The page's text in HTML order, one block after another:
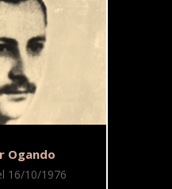
Ogando
16/10/1976